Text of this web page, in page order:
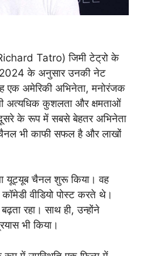
Tatro) जिमी टेट्रो के
2024 के अनुसार उनकी नेट
एक अमेरिकी अभिनेता, मनोरंजक
अत्यधिक कुशलता और क्षमताओं
के रूप में सबसे बेहतर अभिनेता
भी काफी सफल है और लाखों
यूट्यूब चैनल शुरू किया। वह
वीडियो पोस्ट करते थे।
रहा। साथ ही, उन्होंने
भी किया।